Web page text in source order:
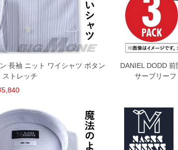
長袖 ニット ワイシャツ ボタン
ストレッチ
DANIEL DODD
サーブリー